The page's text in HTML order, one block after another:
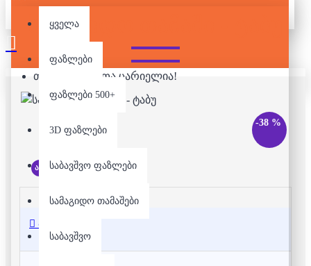
ყველა
ფაზლები
ფაზლები 500+
3D ფაზლები
საბავშვო ფაზლები
სამაგიდო თამაშები
საბავშვო
თქვენი კალათა ცარიელია!
ᲡᲐᲛᲐᲒᲘᲓᲝ ᲗᲐᲛᲐᲨᲘ - ᲢᲐᲑᲣ
-38 %
არ არის მარაგში
აღწერა